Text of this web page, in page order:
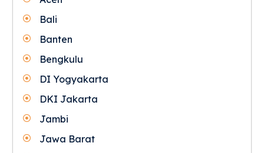
Bali
Banten
Bengkulu
DI Yogyakarta
DKI Jakarta
Jambi
Jawa Barat